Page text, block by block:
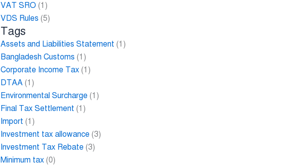
VAT SRO (1)
VDS Rules (5)
Tags
Assets and Liabilities Statement (1)
Bangladesh Customs (1)
Corporate Income Tax (1)
DTAA (1)
Environmental Surcharge (1)
Final Tax Settlement (1)
Import (1)
Investment tax allowance (3)
Investment Tax Rebate (3)
Minimum tax (0)